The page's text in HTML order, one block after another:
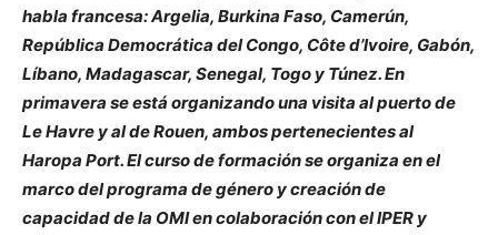
habla francesa: Argelia, Burkina Faso, Camerún,
República Democrática del Congo, Côte d’Ivoire, Gabón,
Líbano, Madagascar, Senegal, Togo y Túnez. En
primavera se está organizando una visita al puerto de
Le Havre y al de Rouen, ambos pertenecientes al
Haropa Port. El curso de formación se organiza en el
marco del programa de género y creación de
capacidad de la OMI en colaboración con el IPER y